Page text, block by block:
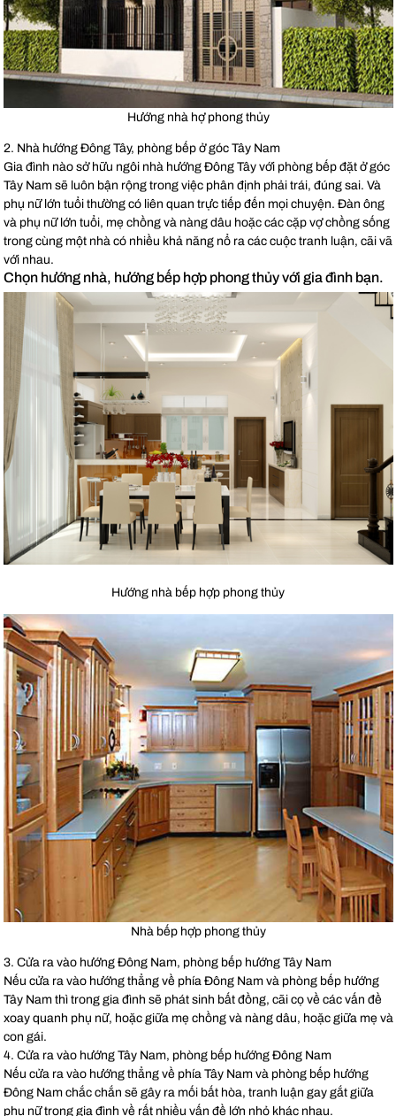
Hướng nhà hợ phong thủy
2. Nhà hướng Đông Tây, phòng bếp ở góc Tây Nam
Gia đình nào sở hữu ngôi nhà hướng Đông Tây với phòng bếp đặt ở góc
Tây Nam sẽ luôn bận rộng trong việc phân định phải trái, đúng sai. Và
phụ nữ lớn tuổi thường có liên quan trực tiếp đến mọi chuyện. Đàn ông
và phụ nữ lớn tuổi, mẹ chồng và nàng dâu hoặc các cặp vợ chồng sống
trong cùng một nhà có nhiều khả năng nổ ra các cuộc tranh luận, cãi vã
với nhau.
Chọn hướng nhà, hướng bếp hợp phong thủy với gia đình bạn.
Hướng nhà bếp hợp phong thủy
Nhà bếp hợp phong thủy
3. Cửa ra vào hướng Đông Nam, phòng bếp hướng Tây Nam
Nếu cửa ra vào hướng thẳng về phía Đông Nam và phòng bếp hướng
Tây Nam thì trong gia đình sẽ phát sinh bất đồng, cãi cọ về các vấn đề
xoay quanh phụ nữ, hoặc giữa mẹ chồng và nàng dâu, hoặc giữa mẹ và
con gái.
4. Cửa ra vào hướng Tây Nam, phòng bếp hướng Đông Nam
Nếu cửa ra vào hướng thẳng về phía Tây Nam và phòng bếp hướng
Đông Nam chắc chắn sẽ gây ra mối bất hòa, tranh luận gay gắt giữa
phụ nữ trong gia đình về rất nhiều vấn đề lớn nhỏ khác nhau.